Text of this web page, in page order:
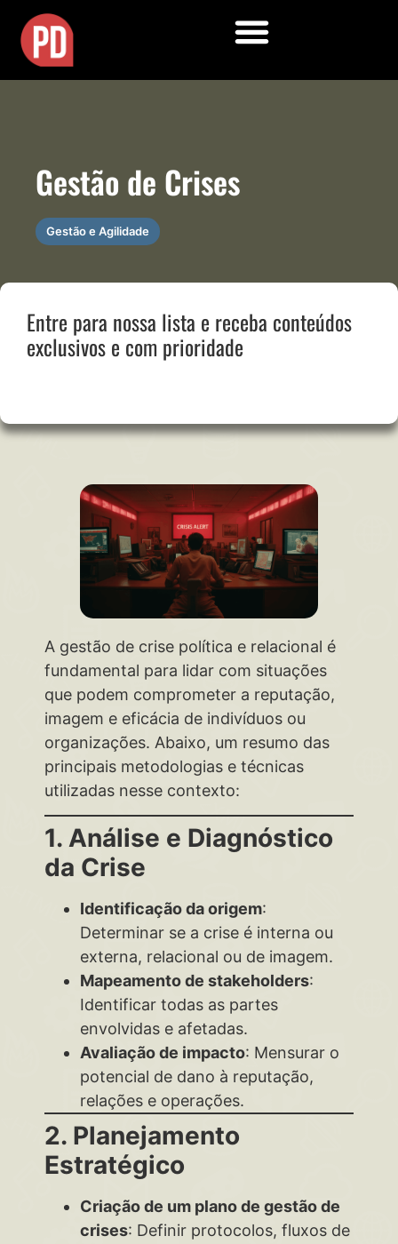
Gestão de Crises
Gestão e Agilidade
Entre para nossa lista e receba conteúdos
exclusivos e com prioridade
A gestão de crise política e relacional é
fundamental para lidar com situações
que podem comprometer a reputação,
imagem e eficácia de indivíduos ou
organizações. Abaixo, um resumo das
principais metodologias e técnicas
utilizadas nesse contexto:
1. Análise e Diagnóstico
da Crise
Identificação da origem:
Determinar se a crise é interna ou
externa, relacional ou de imagem.
Mapeamento de stakeholders:
Identificar todas as partes
envolvidas e afetadas.
Avaliação de impacto: Mensurar o
potencial de dano à reputação,
relações e operações.
2. Planejamento
Estratégico
Criação de um plano de gestão de
crises: Definir protocolos, fluxos de